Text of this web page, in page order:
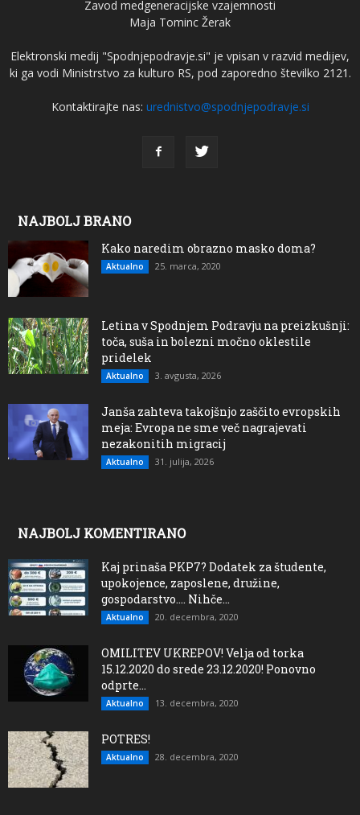
Zavod medgeneracijske vzajemnosti
Maja Tominc Žerak
Elektronski medij "Spodnjepodravje.si" je vpisan v razvid medijev,
ki ga vodi Ministrstvo za kulturo RS, pod zaporedno številko 2121.
Kontaktirajte nas: urednistvo@spodnjepodravje.si
NAJBOLJ BRANO
Kako naredim obrazno masko doma?
Aktualno 25. marca, 2020
Letina v Spodnjem Podravju na preizkušnji:
toča, suša in bolezni močno oklestile
pridelek
Aktualno 3. avgusta, 2026
Janša zahteva takojšnjo zaščito evropskih
meja: Evropa ne sme več nagrajevati
nezakonitih migracij
Aktualno 31. julija, 2026
NAJBOLJ KOMENTIRANO
Kaj prinaša PKP7? Dodatek za študente,
upokojence, zaposlene, družine,
gospodarstvo…. Nihče...
Aktualno 20. decembra, 2020
OMILITEV UKREPOV! Velja od torka
15.12.2020 do srede 23.12.2020! Ponovno
odprte...
Aktualno 13. decembra, 2020
POTRES!
Aktualno 28. decembra, 2020